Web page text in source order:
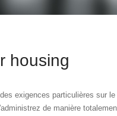
housing
exigences particulières sur
de manière